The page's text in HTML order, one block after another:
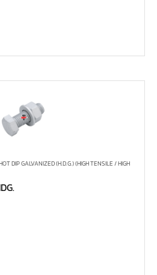
น 1/4", 3/8", 1/2"
ว, กึ่งยาว, ลูกบ๊อกซ์ Nut Grip บ๊
DIP GALVANIZED (H.D.G.) (HIGH TENSILE / HIGH